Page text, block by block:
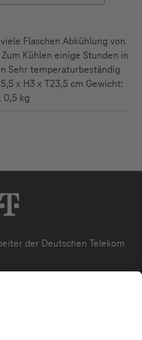
Flaschen Abkühlung von
Kühlen einige Stunden in
Sehr temperaturbeständig
x H3 x T23,5 cm Gewicht:
0,5 kg
der Deutschen Telekom